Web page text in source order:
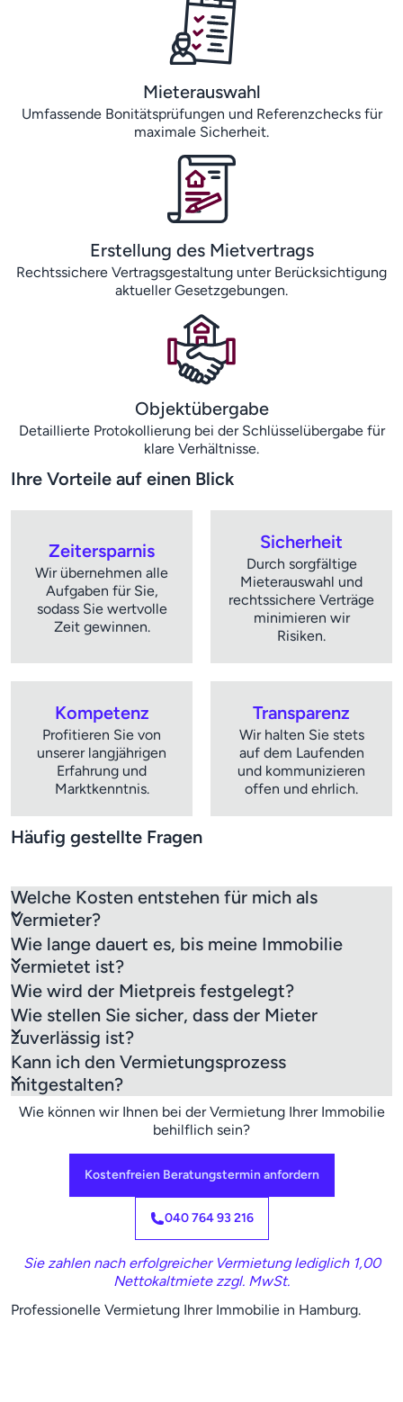
Mieterauswahl
Umfassende Bonitätsprüfungen und Referenzchecks für
maximale Sicherheit.
Erstellung des Mietvertrags
Rechtssichere Vertragsgestaltung unter Berücksichtigung
aktueller Gesetzgebungen.
Objektübergabe
Detaillierte Protokollierung bei der Schlüsselübergabe für
klare Verhältnisse.
Ihre Vorteile auf einen Blick
Zeitersparnis
Wir übernehmen alle
Aufgaben für Sie,
sodass Sie wertvolle
Zeit gewinnen.
Sicherheit
Durch sorgfältige
Mieterauswahl und
rechtssichere Verträge
minimieren wir
Risiken.
Kompetenz
Profitieren Sie von
unserer langjährigen
Erfahrung und
Marktkenntnis.
Transparenz
Wir halten Sie stets
auf dem Laufenden
und kommunizieren
offen und ehrlich.
Häufig gestellte Fragen
Welche Kosten entstehen für mich als
Vermieter?
Wie lange dauert es, bis meine Immobilie
vermietet ist?
Wie wird der Mietpreis festgelegt?
Wie stellen Sie sicher, dass der Mieter
zuverlässig ist?
Kann ich den Vermietungsprozess
mitgestalten?
Wie können wir Ihnen bei der Vermietung Ihrer Immobilie
behilflich sein?
Kostenfreien Beratungstermin anfordern
040 764 93 216
Sie zahlen nach erfolgreicher Vermietung lediglich 1,00
Nettokaltmiete zzgl. MwSt.
Professionelle Vermietung Ihrer Immobilie in Hamburg.